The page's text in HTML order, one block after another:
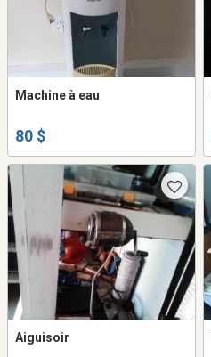
Machine à eau
80 $
Aiguisoir